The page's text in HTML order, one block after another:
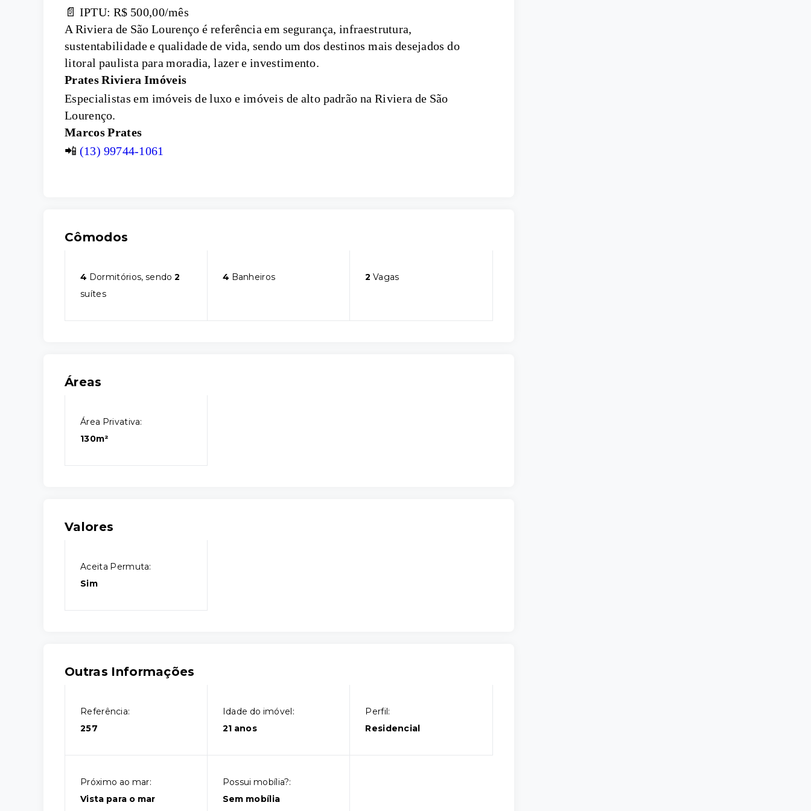
📄 IPTU: R$ 500,00/mês
A Riviera de São Lourenço é referência em segurança, infraestrutura,
sustentabilidade e qualidade de vida, sendo um dos destinos mais desejados do
litoral paulista para moradia, lazer e investimento.
Prates Riviera Imóveis
Especialistas em imóveis de luxo e imóveis de alto padrão na Riviera de São
Lourenço.
Marcos Prates
📲 (13) 99744-1061
Cômodos
4 Dormitórios, sendo2
suítes
4 Banheiros 2 Vagas
Áreas
Área Privativa:
130m²
Valores
Aceita Permuta:
Sim
Outras Informações
Referência:
257
Idade do imóvel:
21 anos
Perfil:
Residencial
Próximo ao mar:
Vista para o mar
Possui mobília?:
Sem mobília